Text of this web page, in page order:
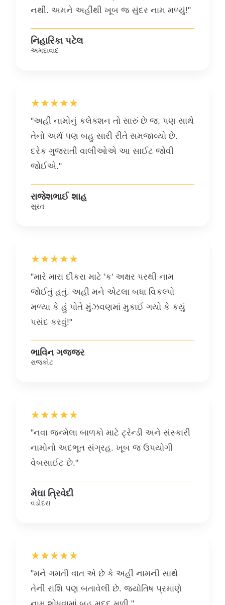
નથી. અમને અહીંથી ખૂબ જ સુંદર નામ મળ્યું!"
નિહારિકા પટેલ
અમદાવાદ
★★★★★
"અહીં નામોનું કલેક્શન તો સારું છે જ, પણ સાથે
તેનો અર્થ પણ બહુ સારી રીતે સમજાવ્યો છે.
દરેક ગુજરાતી વાલીઓએ આ સાઈટ જોવી
જોઈએ."
રાજેશભાઈ શાહ
સુરત
★★★★★
"મારે મારા દીકરા માટે 'ક' અક્ષર પરથી નામ
જોઈતું હતું. અહીં મને એટલા બધા વિકલ્પો
મળ્યા કે હું પોતે મુંઝવણમાં મુકાઈ ગયો કે કયું
પસંદ કરવું!"
ભાવિન ગજ્જર
રાજકોટ
★★★★★
"નવા જન્મેલા બાળકો માટે ટ્રેન્ડી અને સંસ્કારી
નામોનો અદભૂત સંગ્રહ. ખૂબ જ ઉપયોગી
વેબસાઈટ છે."
મેઘા ત્રિવેદી
વડોદરા
★★★★★
"મને ગમતી વાત એ છે કે અહીં નામની સાથે
તેની રાશિ પણ બતાવેલી છે. જ્યોતિષ પ્રમાણે